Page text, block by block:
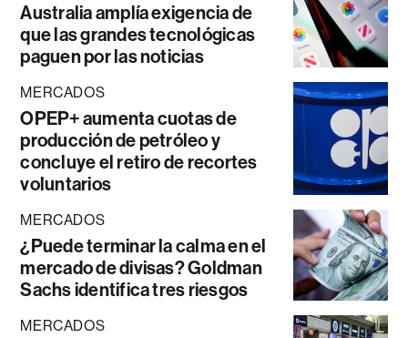
Australia amplía exigencia de
que las grandes tecnológicas
paguen por las noticias
MERCADOS
OPEP+ aumenta cuotas de
producción de petróleo y
concluye el retiro de recortes
voluntarios
MERCADOS
¿Puede terminar la calma en el
mercado de divisas? Goldman
Sachs identifica tres riesgos
MERCADOS